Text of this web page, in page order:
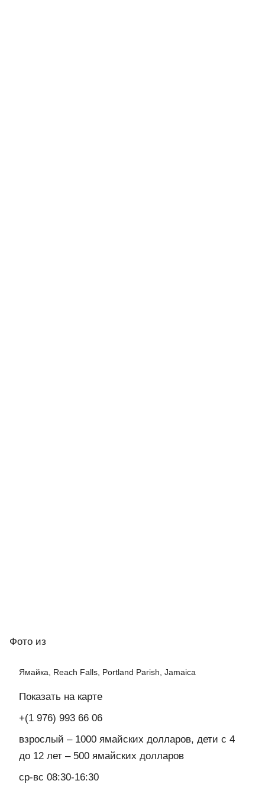
Фото из
Ямайка, Reach Falls, Portland Parish, Jamaica
Показать на карте
+(1 976) 993 66 06
взрослый – 1000 ямайских долларов, дети с 4
до 12 лет – 500 ямайских долларов
ср-вс 08:30-16:30